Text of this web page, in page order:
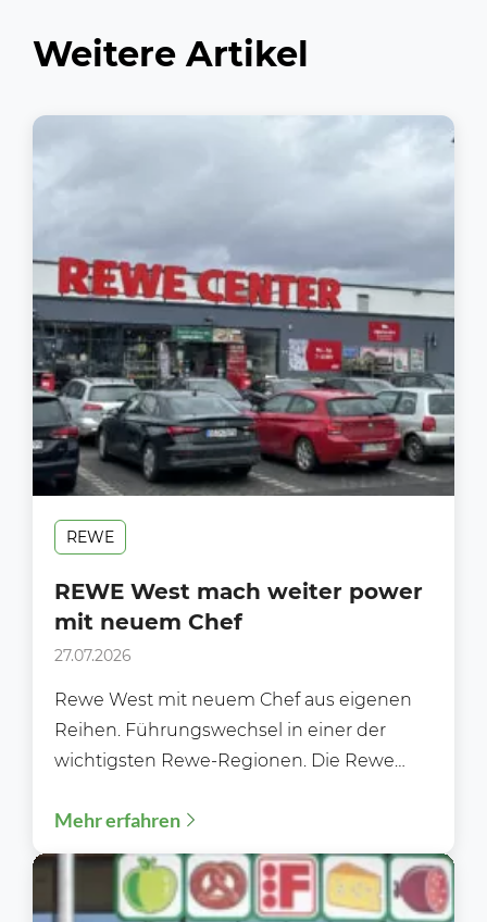
Weitere Artikel
REWE
REWE West mach weiter power
mit neuem Chef
27.07.2026
Rewe West mit neuem Chef aus eigenen
Reihen. Führungswechsel in einer der
wichtigsten Rewe-Regionen. Die Rewe
Mehr erfahren